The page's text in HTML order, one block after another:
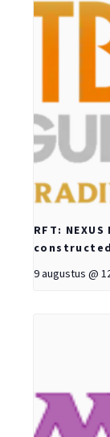
RFT:
9 augustus @